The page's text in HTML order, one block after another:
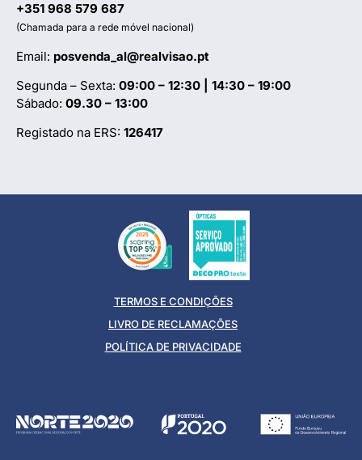
+351 968 579 687
(Chamada para a rede móvel nacional)
Email: posvenda_al@realvisao.pt
Segunda – Sexta: 09:00 – 12:30 | 14:30 – 19:00
Sábado: 09.30 – 13:00
Registado na ERS: 126417
TERMOS E CONDIÇÕES
LIVRO DE RECLAMAÇÕES
POLÍTICA DE PRIVACIDADE